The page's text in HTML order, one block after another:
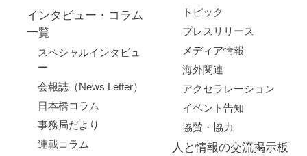
インタビュー・コラム
一覧
スペシャルインタビュ
ー
会報誌（News Letter）
日本橋コラム
事務局だより
連載コラム
トピック
プレスリリース
メディア情報
海外関連
アクセラレーション
イベント告知
協賛・協力
人と情報の交流掲示板